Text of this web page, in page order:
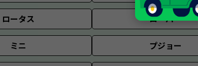
ロータス ローバー
ミニ プジョー